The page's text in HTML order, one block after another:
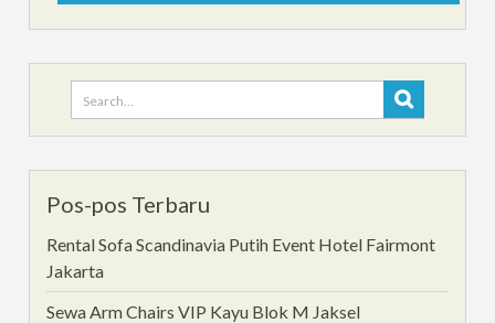
Search
for:
Pos-pos Terbaru
Rental Sofa Scandinavia Putih Event Hotel Fairmont
Jakarta
Sewa Arm Chairs VIP Kayu Blok M Jaksel